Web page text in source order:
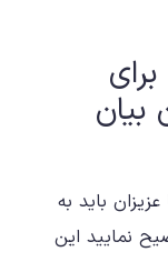
بیان
باید به
نمایید این